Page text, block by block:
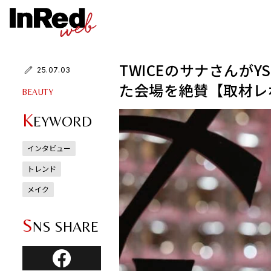
TWICEのサナさんが
た会場を絶賛【取材
25.07.03
BEAUTY
KEYWORD
インタビュー
トレンド
メイク
SNS SHARE